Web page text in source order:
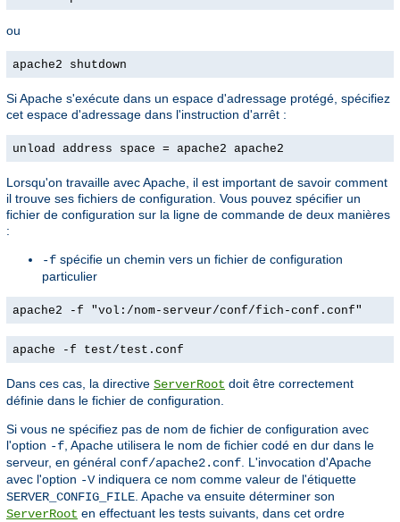
ou
apache2 shutdown
Si Apache s'exécute dans un espace d'adressage protégé, spécifiez
cet espace d'adressage dans l'instruction d'arrêt :
unload address space = apache2 apache2
Lorsqu'on travaille avec Apache, il est important de savoir comment
il trouve ses fichiers de configuration. Vous pouvez spécifier un
fichier de configuration sur la ligne de commande de deux manières
:
-f spécifie un chemin vers un fichier de configuration
particulier
apache2 -f "vol:/nom-serveur/conf/fich-conf.conf"
apache -f test/test.conf
Dans ces cas, la directive ServerRoot doit être correctement
définie dans le fichier de configuration.
Si vous ne spécifiez pas de nom de fichier de configuration avec
l'option -f , Apache utilisera le nom de fichier codé en dur dans le
serveur, en général conf/apache2.conf . L'invocation d'Apache
avec l'option -Vindiquera ce nom comme valeur de l'étiquette
SERVER_CONFIG_FILE . Apache va ensuite déterminer son
ServerRoot en effectuant les tests suivants, dans cet ordre